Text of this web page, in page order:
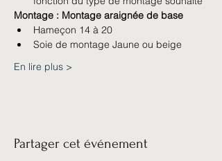
Montage : Montage araignée de base
Hameçon 14 à 20
Soie de montage Jaune ou beige
En lire plus >
Partager cet événement